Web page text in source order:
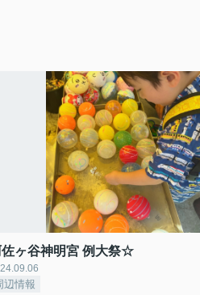
ヶ谷神明宮 例大祭☆
辺情報